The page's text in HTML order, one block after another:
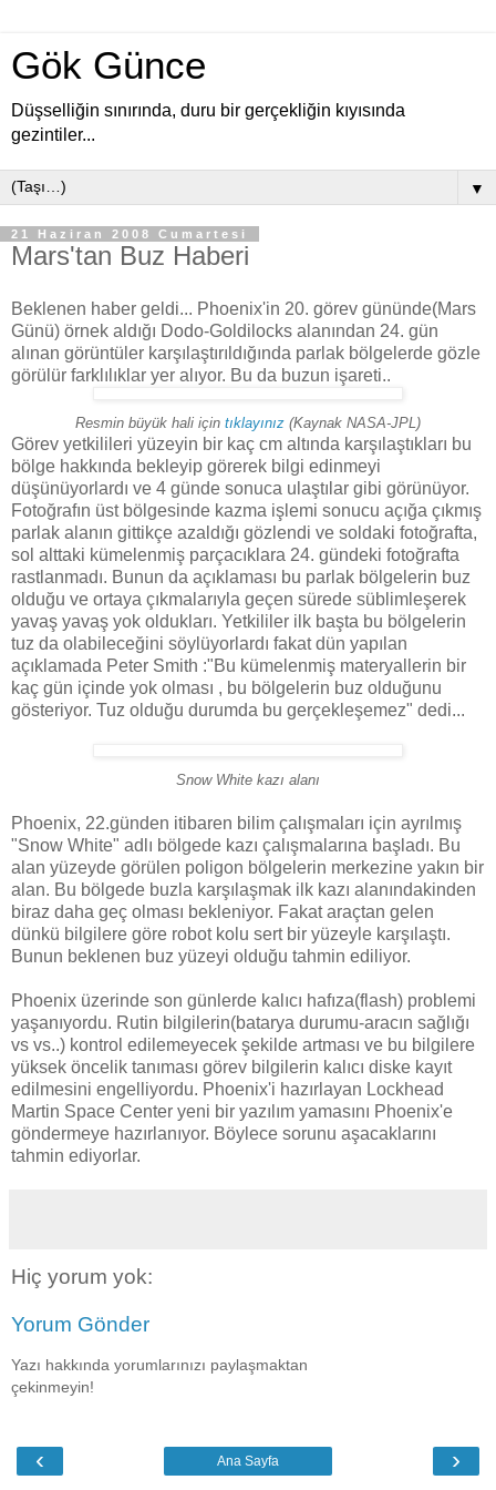
Gök Günce
Düşselliğin sınırında, duru bir gerçekliğin kıyısında
gezintiler...
▼
21 Haziran 2008 Cumartesi
Mars'tan Buz Haberi
Beklenen haber geldi... Phoenix'in 20. görev gününde(Mars
Günü) örnek aldığı Dodo-Goldilocks alanından 24. gün
alınan görüntüler karşılaştırıldığında parlak bölgelerde gözle
görülür farklılıklar yer alıyor. Bu da buzun işareti..
Resmin büyük hali için tıklayınız (Kaynak NASA-JPL)
Görev yetkilileri yüzeyin bir kaç cm altında karşılaştıkları bu
bölge hakkında bekleyip görerek bilgi edinmeyi
düşünüyorlardı ve 4 günde sonuca ulaştılar gibi görünüyor.
Fotoğrafın üst bölgesinde kazma işlemi sonucu açığa çıkmış
parlak alanın gittikçe azaldığı gözlendi ve soldaki fotoğrafta,
sol alttaki kümelenmiş parçacıklara 24. gündeki fotoğrafta
rastlanmadı. Bunun da açıklaması bu parlak bölgelerin buz
olduğu ve ortaya çıkmalarıyla geçen sürede süblimleşerek
yavaş yavaş yok oldukları. Yetkililer ilk başta bu bölgelerin
tuz da olabileceğini söylüyorlardı fakat dün yapılan
açıklamada Peter Smith :"Bu kümelenmiş materyallerin bir
kaç gün içinde yok olması , bu bölgelerin buz olduğunu
gösteriyor. Tuz olduğu durumda bu gerçekleşemez" dedi...
Snow White kazı alanı
Phoenix, 22.günden itibaren bilim çalışmaları için ayrılmış
"Snow White" adlı bölgede kazı çalışmalarına başladı. Bu
alan yüzeyde görülen poligon bölgelerin merkezine yakın bir
alan. Bu bölgede buzla karşılaşmak ilk kazı alanındakinden
biraz daha geç olması bekleniyor. Fakat araçtan gelen
dünkü bilgilere göre robot kolu sert bir yüzeyle karşılaştı.
Bunun beklenen buz yüzeyi olduğu tahmin ediliyor.
Phoenix üzerinde son günlerde kalıcı hafıza(flash) problemi
yaşanıyordu. Rutin bilgilerin(batarya durumu-aracın sağlığı
vs vs..) kontrol edilemeyecek şekilde artması ve bu bilgilere
yüksek öncelik tanıması görev bilgilerin kalıcı diske kayıt
edilmesini engelliyordu. Phoenix'i hazırlayan Lockhead
Martin Space Center yeni bir yazılım yamasını Phoenix'e
göndermeye hazırlanıyor. Böylece sorunu aşacaklarını
tahmin ediyorlar.
Hiç yorum yok:
Yorum Gönder
Yazı hakkında yorumlarınızı paylaşmaktan
çekinmeyin!
‹ ›
Ana Sayfa